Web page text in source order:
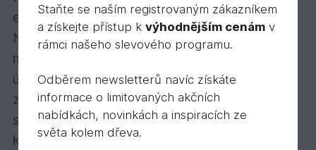
ekologické dřevo
Námi dodávané Thermo dřevo je vyráběno
metodou WTT při, které se využívá tepelná
úprava dřeva při 212°C. Dřevo získá výrazně
zlepšenou rozměrovou stabilitu a tím se
snižuje náchylnost dřeva k deformacím resp.
k bobtnání a následnému smršťování dřeva.
Staňte se naším registrovaným zákazníkem
a získejte přístup k výhodnějším cenámv
rámci našeho slevového programu.
Odběrem newsletterů navíc získáte
informace o limitovaných akčních
nabídkách, novinkách a inspiracích ze
světa kolem dřeva.